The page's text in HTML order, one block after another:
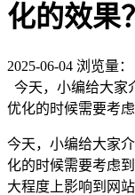
化的效果？
2025-06-04 浏览量：
今天，小编给大家
优化的时候需要考
今天，小编给大家
化的时候需要考虑
大程度上影响到网